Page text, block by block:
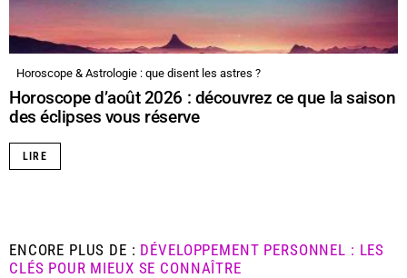
Horoscope & Astrologie : que disent les astres ?
Horoscope d’août 2026 : découvrez ce que la saison
des éclipses vous réserve
LIRE
ENCORE PLUS DE : DÉVELOPPEMENT PERSONNEL : LES
CLÉS POUR MIEUX SE CONNAÎTRE